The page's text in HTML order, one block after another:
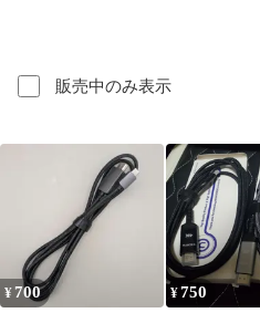
販売中のみ表示
¥700 ¥750